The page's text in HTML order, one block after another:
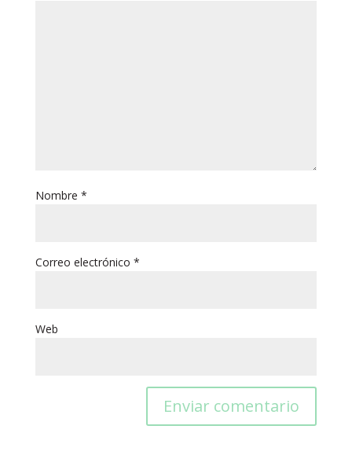
Nombre *
Correo electrónico *
Web